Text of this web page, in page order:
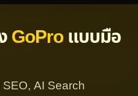
GoProแบบมือ
SEO, AI Search